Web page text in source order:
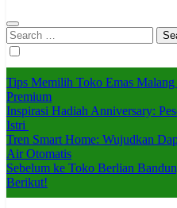
Search
for:
Tips Memilih Toko Emas
Premium
Inspirasi Hadiah Anniversary:
Istri
Tren Smart Home: Wujudkan
Air Otomatis
Sebelum ke Toko Berlian
Berikut!